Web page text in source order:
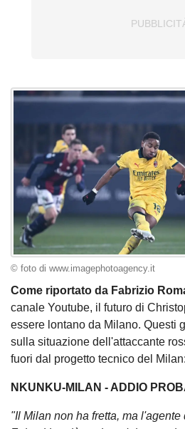
© foto di www.imagephotoagency.it
Come riportato da Fabrizio
canale Youtube, il futuro di
essere lontano da Milano. Questi
sulla situazione dell'attaccante
fuori dal progetto tecnico del Milan:
NKUNKU-MILAN - ADDIO
"Il Milan non ha fretta, ma